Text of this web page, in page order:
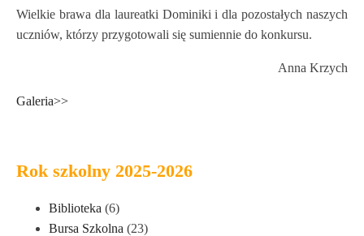
Rok szkolny 2025-2026
Biblioteka (6)
Bursa Szkolna (23)
Wielkie brawa dla laureatki Dominiki i dla pozostałych naszych
uczniów, którzy przygotowali się sumiennie do konkursu.
Anna Krzych
Galeria>>